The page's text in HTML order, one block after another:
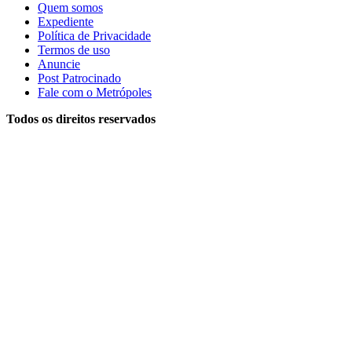
Quem somos
Expediente
Política de Privacidade
Termos de uso
Anuncie
Post Patrocinado
Fale com o Metrópoles
Todos os direitos reservados